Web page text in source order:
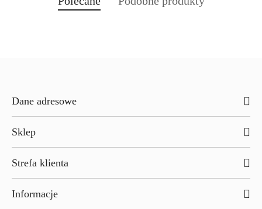
Pomiń karuzelę produktów
o
Dane adresowe
Sklep
Strefa klienta
Informacje